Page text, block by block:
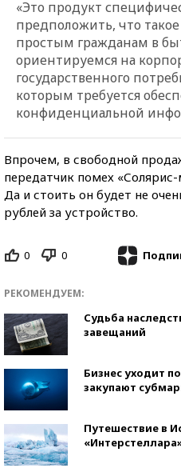
«Это продукт
предположить, что
простым гражданам в
ориентируемся на
государственного
которым требуется
конфиденциальной
Впрочем, в свободной
передатчик помех
Да и стоить он будет не
рублей за устройство.
0 0
РЕКОМЕНДУЕМ:
Судьба
завещаний
Бизнес уходит
закупают
Путешествие в